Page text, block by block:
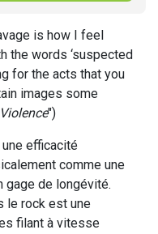
is how I feel
the words ‘suspected
for the acts that you
images some
Violence")
efficacité
comme une
gage de longévité.
le rock est une
filant à vitesse